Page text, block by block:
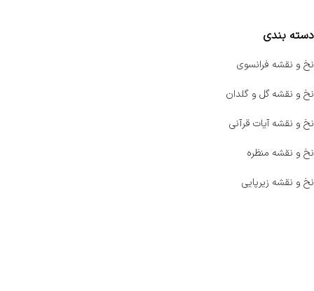
دسته بندی
نخ و نقشه فرانسوی
نخ و نقشه گل و گلدان
نخ و نقشه آیات قرآنی
نخ و نقشه منظره
نخ و نقشه زیرپایی